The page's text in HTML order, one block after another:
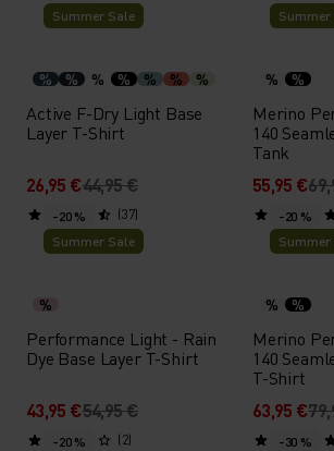
Summer Sale
% % % % % % %
Active F-Dry Light Base
Layer T-Shirt
26,95 €44,95 €
(37)
Summer
% %
Merino
140
Tank
55,95 €
-20 %
Summer Sale
%
Performance Light - Rain
Dye Base Layer T-Shirt
43,95 €54,95 €
(2)
-20 %
Summer
% %
Merino
140
T-Shirt
63,95 €
-20 %
-30 %